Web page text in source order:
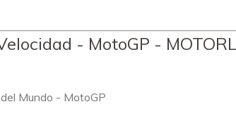
- MotoGP -
Mundo - MotoGP